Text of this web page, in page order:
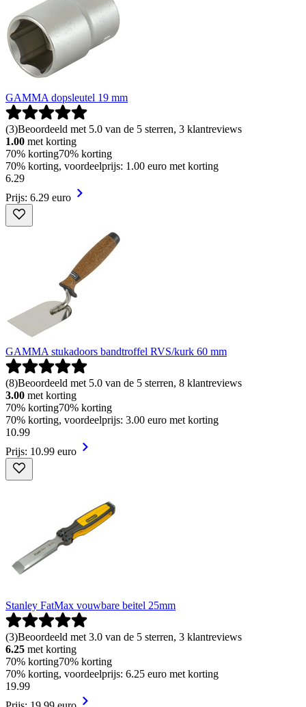
GAMMA dopsleutel 19 mm
(3)Beoordeeld met 5.0 van de 5 sterren, 3 klantreviews
1.00 met korting
70% korting70% korting
70% korting, voordeelprijs: 1.00 euro met korting
6.29
Prijs: 6.29 euro
GAMMA stukadoors bandtroffel RVS/kurk 60 mm
(8)Beoordeeld met 5.0 van de 5 sterren, 8 klantreviews
3.00 met korting
70% korting70% korting
70% korting, voordeelprijs: 3.00 euro met korting
10.99
Prijs: 10.99 euro
Stanley FatMax vouwbare beitel 25mm
(3)Beoordeeld met 3.0 van de 5 sterren, 3 klantreviews
6.25 met korting
70% korting70% korting
70% korting, voordeelprijs: 6.25 euro met korting
19.99